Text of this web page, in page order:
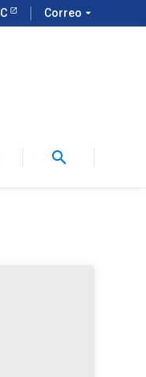
Correo arrow_drop_down
search